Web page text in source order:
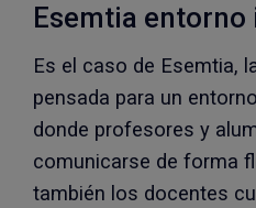
Esemtia
Es el caso de Esemtia,
pensada para un
donde profesores y
comunicarse de forma
también los docentes